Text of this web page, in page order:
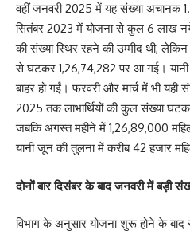
वहीं जनवरी 2025 में यह संख्या अचानक
सितंबर 2023 में योजना से कुल 6 लाख
की संख्या स्थिर रहने की उम्मीद थी,
से घटकर 1,26,74,282 पर आ गई। यानी
बाहर हो गईं। फरवरी और मार्च में भी यही
2025 तक लाभार्थियों की कुल संख्या
जबकि अगस्त महीने में 1,26,89,000
यानी जून की तुलना में करीब 42 हजार
दोनों बार दिसंबर के बाद जनवरी में बड़ी
विभाग के अनुसार योजना शुरू होने के